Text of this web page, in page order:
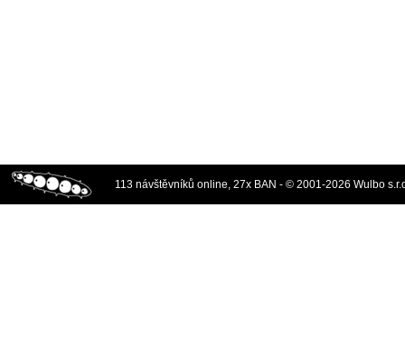
113 návštěvníků online, 27x BAN - © 2001-2026 Wulbo